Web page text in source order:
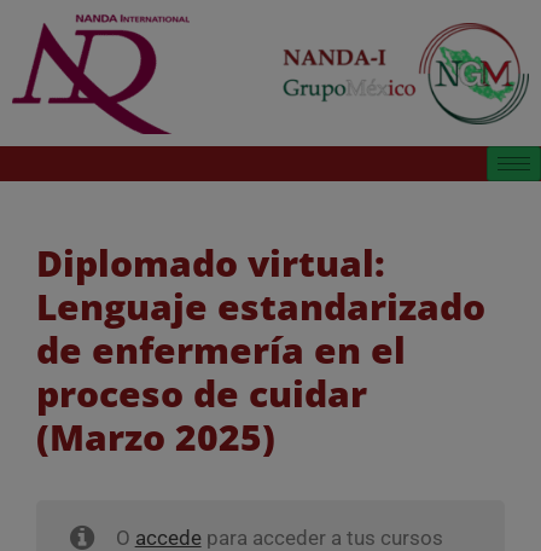
Diplomado virtual:
Lenguaje estandarizado
de enfermería en el
proceso de cuidar
(Marzo 2025)
O accedepara acceder a tus cursos